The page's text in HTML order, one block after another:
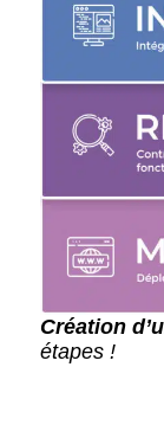
Création
étapes !